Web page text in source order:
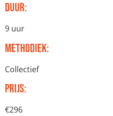
Duur:
9 uur
Methodiek:
Collectief
Prijs:
€296